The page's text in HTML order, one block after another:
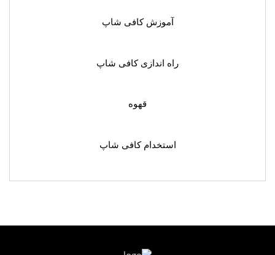
آموزش کافی شاپ
راه اندازی کافی شاپ
قهوه
استخدام کافی شاپ